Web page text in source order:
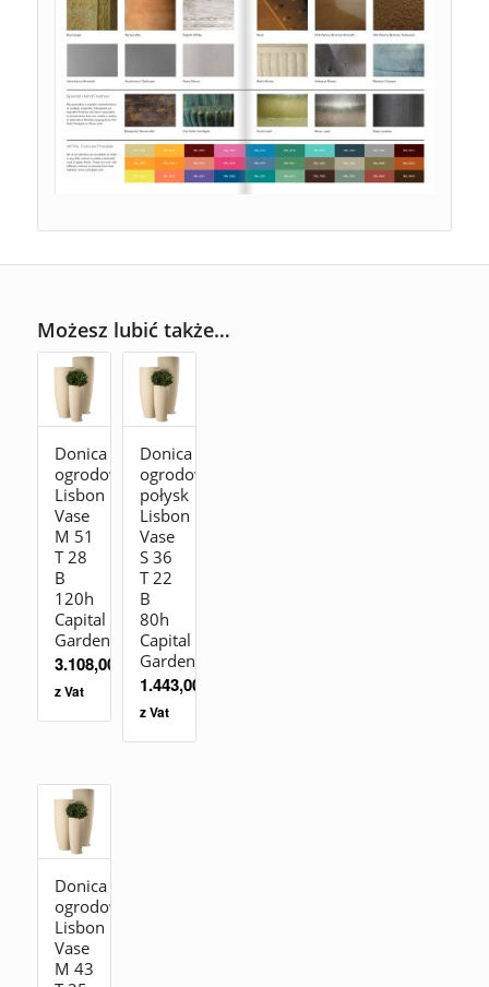
Możesz lubić także…
Donica
ogrodowa
Lisbon
Vase
M 51
T 28
B
120h
Capital
Garden
3.108,00
z Vat
Donica
ogrodowa
połysk
Lisbon
Vase
S 36
T 22
B
80h
Capital
Garden
1.443,00
z Vat
Donica
ogrodowa
Lisbon
Vase
M 43